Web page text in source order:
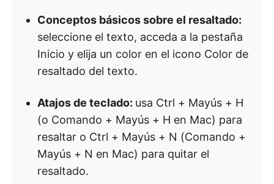
Conceptos básicos sobre el resaltado:
seleccione el texto, acceda a la pestaña
Inicio y elija un color en el icono Color de
resaltado del texto.
Atajos de teclado: usa Ctrl + Mayús + H
(o Comando + Mayús + H en Mac) para
resaltar o Ctrl + Mayús + N (Comando +
Mayús + N en Mac) para quitar el
resaltado.